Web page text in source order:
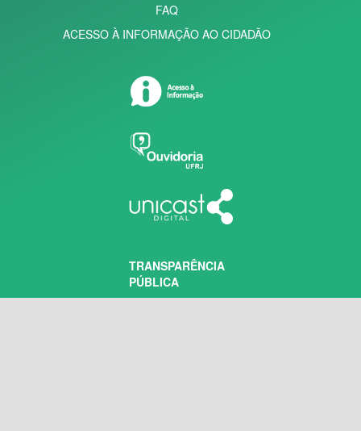
FAQ
ACESSO À INFORMAÇÃO AO CIDADÃO
TRANSPARÊNCIA
PÚBLICA